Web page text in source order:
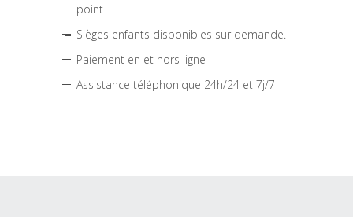
point
Sièges enfants disponibles sur demande.
Paiement en et hors ligne
Assistance téléphonique 24h/24 et 7j/7